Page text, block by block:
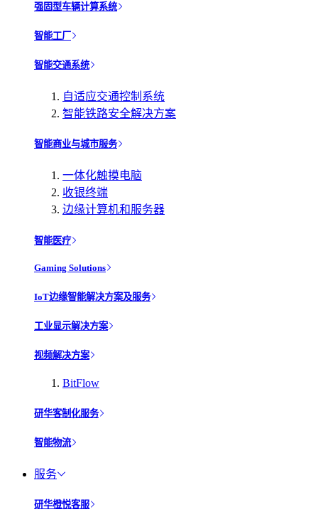
强固型车辆计算系统
智能工厂
智能交通系统
自适应交通控制系统
智能铁路安全解决方案
智能商业与城市服务
一体化触摸电脑
收银终端
边缘计算机和服务器
智能医疗
Gaming Solutions
IoT边缘智能解决方案及服务
工业显示解决方案
视频解决方案
BitFlow
研华客制化服务
智能物流
服务
研华橙悦客服